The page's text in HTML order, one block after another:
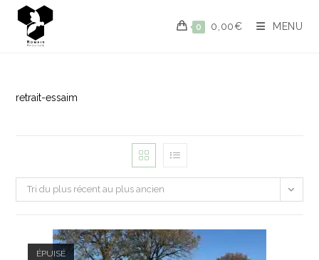
0 0,00€ MENU
retrait-essaim
Tri du plus récent au plus ancien
ÉPUISÉ